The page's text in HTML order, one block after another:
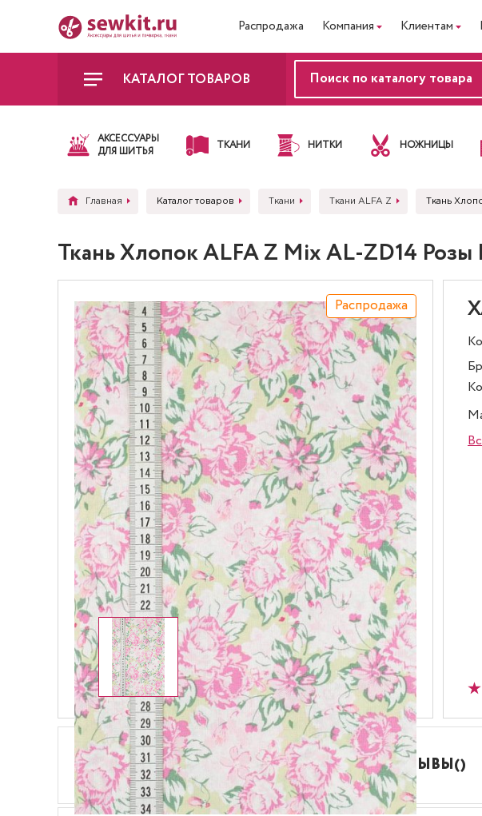
Распродажа Компания Клиентам
КАТАЛОГ ТОВАРОВ
АКСЕССУАРЫ
ДЛЯ ШИТЬЯ
ТКАНИ НИТКИ НОЖНИЦЫ
Главная Каталог товаров Ткани Ткани ALFA Z Ткань
Ткань Хлопок ALFA Z Mix AL-ZD14
Распродажа
ОПИСАНИЕ ХАРАКТЕРИСТИКИ ОТЗЫВЫ()